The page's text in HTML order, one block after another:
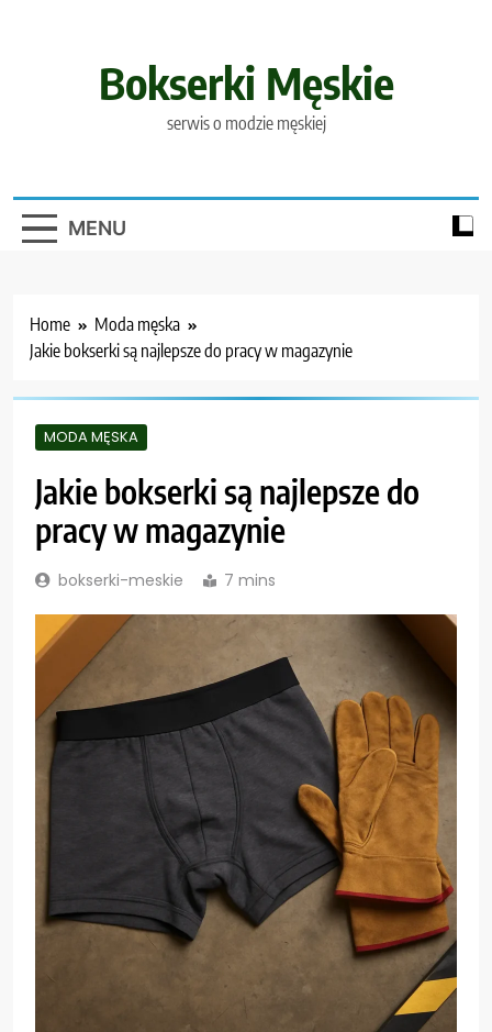
Bokserki Męskie
serwis o modzie męskiej
MENU
Home
Moda męska
Jakie bokserki są najlepsze do pracy w magazynie
MODA MĘSKA
Jakie bokserki są najlepsze do
pracy w magazynie
bokserki-meskie 7 mins